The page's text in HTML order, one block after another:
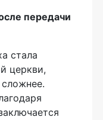
передачи
стала
церкви,
сложнее.